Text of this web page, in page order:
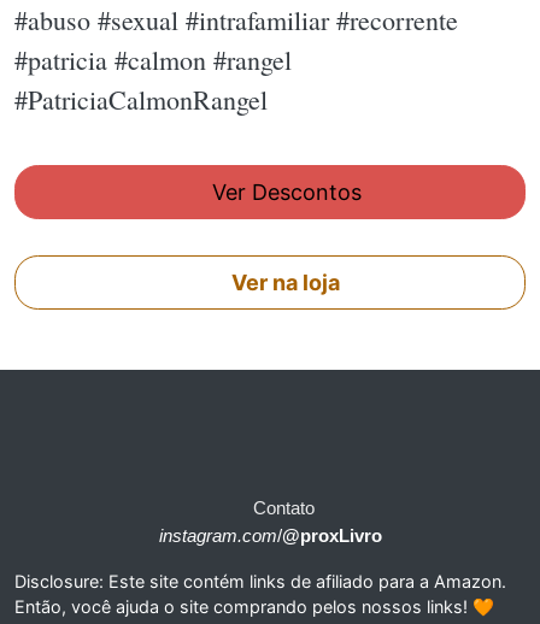
#abuso #sexual #intrafamiliar #recorrente
#patricia #calmon #rangel
#PatriciaCalmonRangel
Ver Descontos
Ver na loja
Contato
instagram.com/@proxLivro
Disclosure: Este site contém links de afiliado para a Amazon.
Então, você ajuda o site comprando pelos nossos links! 🧡